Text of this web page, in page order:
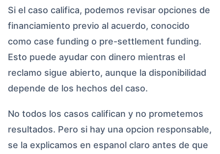
Si el caso califica, podemos revisar opciones de
financiamiento previo al acuerdo, conocido
como case funding o pre-settlement funding.
Esto puede ayudar con dinero mientras el
reclamo sigue abierto, aunque la disponibilidad
depende de los hechos del caso.
No todos los casos califican y no prometemos
resultados. Pero si hay una opcion responsable,
se la explicamos en espanol claro antes de que